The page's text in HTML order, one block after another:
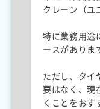
クレーン（ユ
特に業務用途
ースがありま
ただし、タイ
要はなく、現
くことをおす